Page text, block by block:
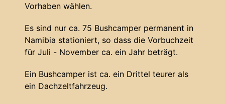
Vorhaben wählen.
Es sind nur ca. 75 Bushcamper permanent in
Namibia stationiert, so dass die Vorbuchzeit
für Juli - November ca. ein Jahr beträgt.
Ein Bushcamper ist ca. ein Drittel teurer als
ein Dachzeltfahrzeug.